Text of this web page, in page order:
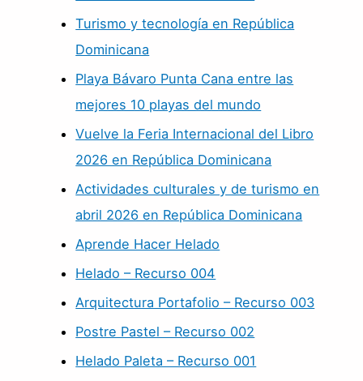
Turismo y tecnología en República
Dominicana
Playa Bávaro Punta Cana entre las
mejores 10 playas del mundo
Vuelve la Feria Internacional del Libro
2026 en República Dominicana
Actividades culturales y de turismo en
abril 2026 en República Dominicana
Aprende Hacer Helado
Helado – Recurso 004
Arquitectura Portafolio – Recurso 003
Postre Pastel – Recurso 002
Helado Paleta – Recurso 001